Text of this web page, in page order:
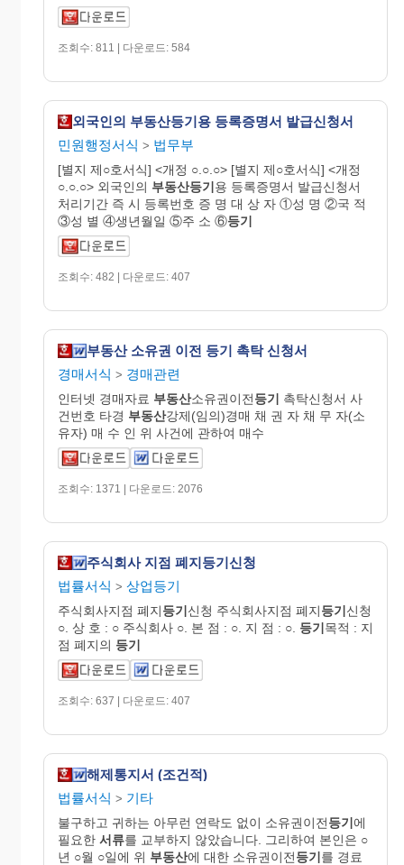
조회수: 811 | 다운로드: 584
외국인의 부동산등기용 등록증명서 발급신청서
민원행정서식 > 법무부
[별지 제○호서식] <개정 ○.○.○> [별지 제○호서식] <개정
○.○.○> 외국인의 부동산등기용 등록증명서 발급신청서
처리기간 즉 시 등록번호 증 명 대 상 자 ①성 명 ②국 적
③성 별 ④생년월일 ⑤주 소 ⑥등기
조회수: 482 | 다운로드: 407
부동산 소유권 이전 등기 촉탁 신청서
경매서식 > 경매관련
인터넷 경매자료 부동산소유권이전등기 촉탁신청서 사
건번호 타경 부동산강제(임의)경매 채 권 자 채 무 자(소
유자) 매 수 인 위 사건에 관하여 매수
조회수: 1371 | 다운로드: 2076
주식회사 지점 폐지등기신청
법률서식 > 상업등기
주식회사지점 폐지등기신청 주식회사지점 폐지등기신청
○. 상 호 : ○ 주식회사 ○. 본 점 : ○. 지 점 : ○. 등기목적 : 지
점 폐지의 등기
조회수: 637 | 다운로드: 407
해제통지서 (조건적)
법률서식 > 기타
불구하고 귀하는 아무런 연락도 없이 소유권이전등기에
필요한 서류를 교부하지 않았습니다. 그리하여 본인은 ○
년 ○월 ○일에 위 부동산에 대한 소유권이전등기를 경료